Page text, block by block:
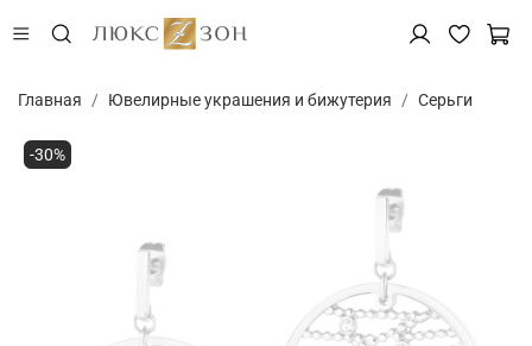
Главная Ювелирные украшения и бижутерия Серьги
-30%